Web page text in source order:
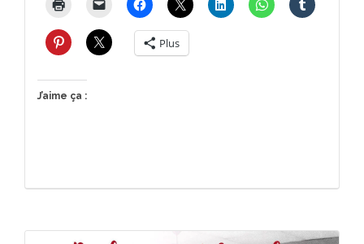
Plus
J’aime ça :